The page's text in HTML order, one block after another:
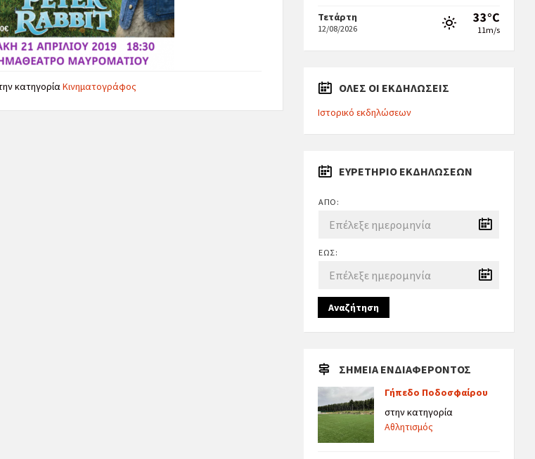
κατηγορίαΚινηματογράφος
Τετάρτη
12/08/2026
33°C
11m/s
ΟΛΕΣ ΟΙ ΕΚΔΗΛΩΣΕΙΣ
Ιστορικό εκδηλώσεων
ΕΥΡΕΤΉΡΙΟ ΕΚΔΗΛΏΣΕΩΝ
ΑΠΌ:
ΈΩΣ:
Αναζήτηση
ΣΗΜΕΊΑ ΕΝΔΙΑΦΈΡΟΝΤΟΣ
Γήπεδο Ποδοσφαίρου
στην κατηγορία
Αθλητισμός